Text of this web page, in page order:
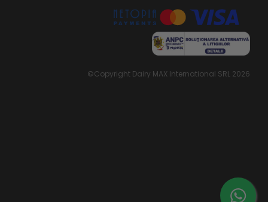
©Copyright Dairy MAX International SRL 2026